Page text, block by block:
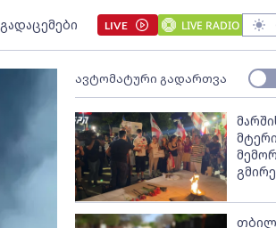
LIVE LIVE RADIO
ავტომატური გადართვა